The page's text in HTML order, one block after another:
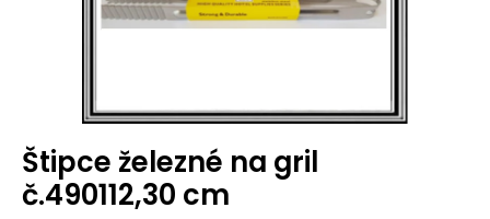
Štipce železné na gril
č.490112,30 cm